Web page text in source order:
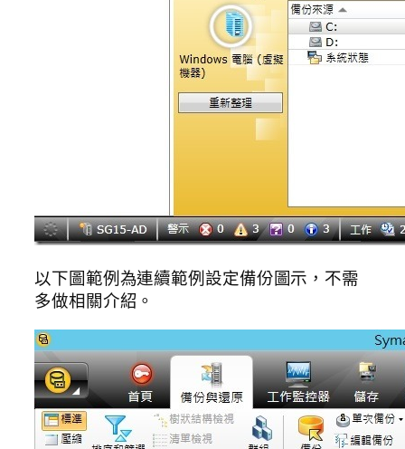
以下圖範例為連續範例設定備份圖示，不需
多做相關介紹。